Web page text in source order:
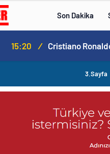
Son Dakika
15:20 /
3.Sayfa